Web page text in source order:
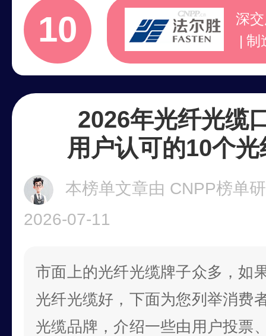
10
深
制
国
2026年光纤光缆
用户认可的10个
本榜单文章由 CNPP榜单
2026-07-11
市面上的光纤光缆牌子众多，如
光纤光缆好，下面为您列举消费
光缆品牌，介绍一些由用户投票